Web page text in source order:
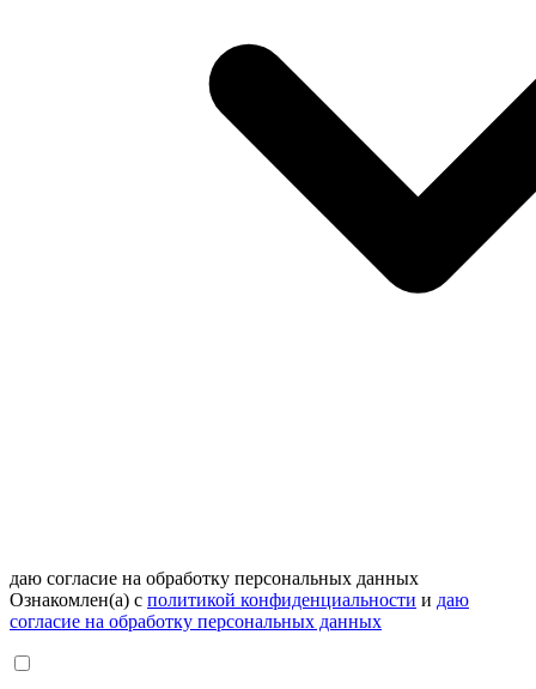
даю согласие на обработку персональных данных
Ознакомлен(а) с политикой конфиденциальности и даю
согласие на обработку персональных данных